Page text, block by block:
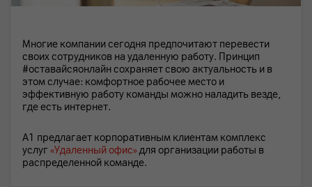
Многие компании сегодня предпочитают перевести
своих сотрудников на удаленную работу. Принцип
#оставайсяонлайн сохраняет свою актуальность и в
этом случае: комфортное рабочее место и
эффективную работу команды можно наладить везде,
где есть интернет.
А1 предлагает корпоративным клиентам комплекс
услуг «Удаленный офис»для организации работы в
распределенной команде.